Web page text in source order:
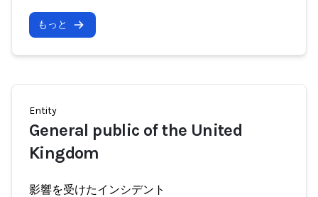
もっと
Entity
General public of the United
Kingdom
影響を受けたインシデント